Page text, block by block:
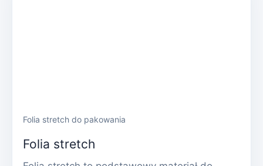
Folia stretch do pakowania
Folia stretch